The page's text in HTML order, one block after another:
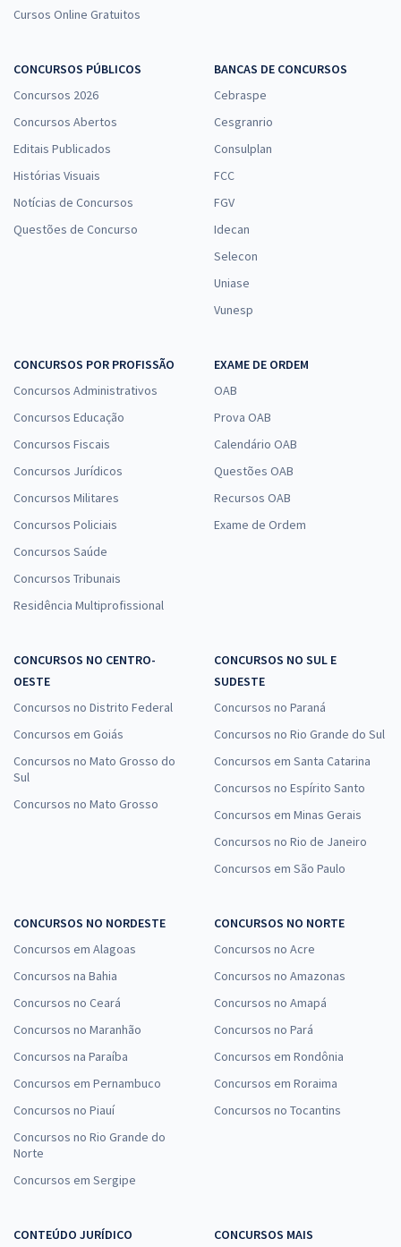
Cursos Online Gratuitos
CONCURSOS PÚBLICOS
Concursos 2026
Concursos Abertos
Editais Publicados
Histórias Visuais
Notícias de Concursos
Questões de Concurso
BANCAS DE CONCURSOS
Cebraspe
Cesgranrio
Consulplan
FCC
FGV
Idecan
Selecon
Uniase
Vunesp
CONCURSOS POR PROFISSÃO
Concursos Administrativos
Concursos Educação
Concursos Fiscais
Concursos Jurídicos
Concursos Militares
Concursos Policiais
Concursos Saúde
Concursos Tribunais
Residência Multiprofissional
EXAME DE ORDEM
OAB
Prova OAB
Calendário OAB
Questões OAB
Recursos OAB
Exame de Ordem
CONCURSOS NO CENTRO-
OESTE
Concursos no Distrito Federal
Concursos em Goiás
Concursos no Mato Grosso do
Sul
Concursos no Mato Grosso
CONCURSOS NO SUL E
SUDESTE
Concursos no Paraná
Concursos no Rio Grande do Sul
Concursos em Santa Catarina
Concursos no Espírito Santo
Concursos em Minas Gerais
Concursos no Rio de Janeiro
Concursos em São Paulo
CONCURSOS NO NORDESTE
Concursos em Alagoas
Concursos na Bahia
Concursos no Ceará
Concursos no Maranhão
Concursos na Paraíba
Concursos em Pernambuco
Concursos no Piauí
Concursos no Rio Grande do
Norte
Concursos em Sergipe
CONCURSOS NO NORTE
Concursos no Acre
Concursos no Amazonas
Concursos no Amapá
Concursos no Pará
Concursos em Rondônia
Concursos em Roraima
Concursos no Tocantins
CONTEÚDO JURÍDICO
CONCURSOS MAIS